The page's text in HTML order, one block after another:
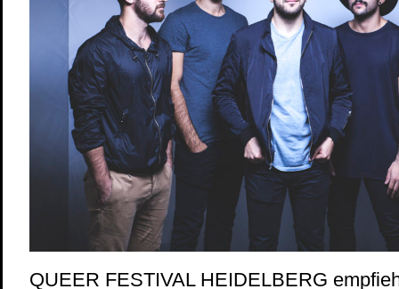
QUEER FESTIVAL HEIDELBERG